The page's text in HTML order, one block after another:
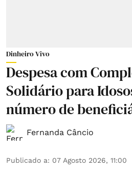
Dinheiro Vivo
Despesa com
Solidário para
número de
Fernanda Câncio
Publicado a: 07 Agosto 2026, 11:00